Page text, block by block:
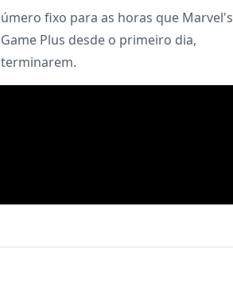
fixo para as horas que Marvel's
Plus desde o primeiro dia,